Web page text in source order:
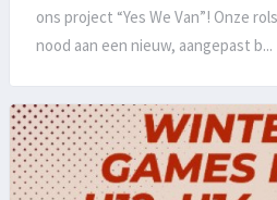
ons project “Yes We Van”! Onze
nood aan een nieuw, aangepast b...